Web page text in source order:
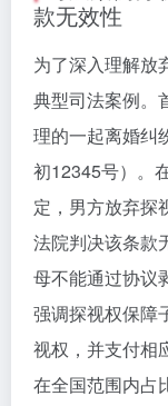
款无效性
为了深入理解放
典型司法案例。
理的一起离婚纠
初12345号）。
定，男方放弃探
法院判决该条款
母不能通过协议
强调探视权保障
视权，并支付相
在全国范围内占